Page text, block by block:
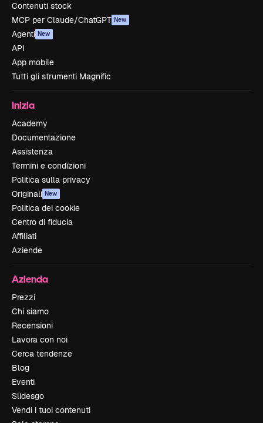
Contenuti stock
MCP per Claude/ChatGPT New
Agenti New
API
App mobile
Tutti gli strumenti Magnific
Inizia
Academy
Documentazione
Assistenza
Termini e condizioni
Politica sulla privacy
Originali New
Politica dei cookie
Centro di fiducia
Affiliati
Aziende
Azienda
Prezzi
Chi siamo
Recensioni
Lavora con noi
Cerca tendenze
Blog
Eventi
Slidesgo
Vendi i tuoi contenuti